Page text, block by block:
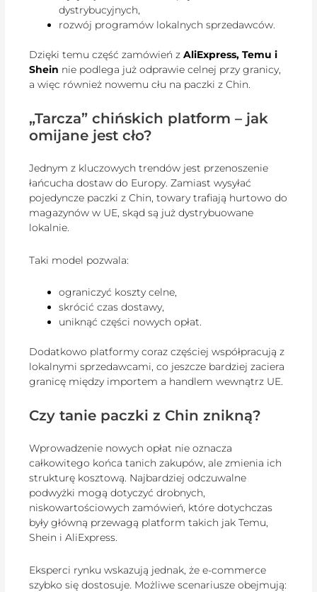
dystrybucyjnych,
rozwój programów lokalnych sprzedawców.
Dzięki temu część zamówień zAliExpress, Temu i
Shein nie podlega już odprawie celnej przy granicy,
a więc również nowemu cłu na paczki z Chin.
„Tarcza” chińskich platform – jak
omijane jest cło?
Jednym z kluczowych trendów jest przenoszenie
łańcucha dostaw do Europy. Zamiast wysyłać
pojedyncze paczki z Chin, towary trafiają hurtowo do
magazynów w UE, skąd są już dystrybuowane
lokalnie.
Taki model pozwala:
ograniczyć koszty celne,
skrócić czas dostawy,
uniknąć części nowych opłat.
Dodatkowo platformy coraz częściej współpracują z
lokalnymi sprzedawcami, co jeszcze bardziej zaciera
granicę między importem a handlem wewnątrz UE.
Czy tanie paczki z Chin znikną?
Wprowadzenie nowych opłat nie oznacza
całkowitego końca tanich zakupów, ale zmienia ich
strukturę kosztową. Najbardziej odczuwalne
podwyżki mogą dotyczyć drobnych,
niskowartościowych zamówień, które dotychczas
były główną przewagą platform takich jak Temu,
Shein i AliExpress.
Eksperci rynku wskazują jednak, że e-commerce
szybko się dostosuje. Możliwe scenariusze obejmują: